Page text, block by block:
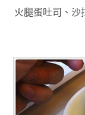
火腿蛋吐司 、